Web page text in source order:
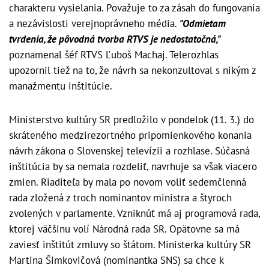
charakteru vysielania. Považuje to za zásah do fungovania
a nezávislosti verejnoprávneho média. "Odmietam
tvrdenia, že pôvodná tvorba RTVS je nedostatočná,"
poznamenal šéf RTVS Ľuboš Machaj. Telerozhlas
upozornil tiež na to, že návrh sa nekonzultoval s nikým z
manažmentu inštitúcie.
Ministerstvo kultúry SR predložilo v pondelok (11. 3.) do
skráteného medzirezortného pripomienkového konania
návrh zákona o Slovenskej televízii a rozhlase. Súčasná
inštitúcia by sa nemala rozdeliť, navrhuje sa však viacero
zmien. Riaditeľa by mala po novom voliť sedemčlenná
rada zložená z troch nominantov ministra a štyroch
zvolených v parlamente. Vzniknúť má aj programová rada,
ktorej väčšinu volí Národná rada SR. Opätovne sa má
zaviesť inštitút zmluvy so štátom. Ministerka kultúry SR
Martina Šimkovičová (nominantka SNS) sa chce k